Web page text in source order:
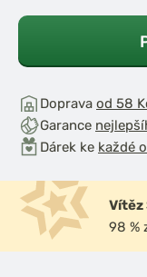
Doprava od 58
Garance
Dárek ke každé
Vítěz
98 %